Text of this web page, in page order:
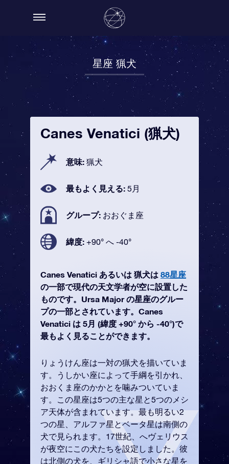
星座 猟犬
Canes Venatici (猟犬)
意味: 猟犬
最もよく見える: 5月
グループ: おおぐま座
緯度: +90° へ -40°
Canes Venatici あるいは 猟犬は 88星座
の一部で現代の天文学者が空に設置した
ものです。Ursa Major の星座のグルー
プの一部とされています。Canes
Venatici は 5月 (緯度 +90° から -40°)で
最もよく見ることができます。
りょうけん座は一対の猟犬を描いていま
す。うしかい座によって手綱を引かれ、
おおくま座のかかとを噛みついていま
す。この星座は5つの主な星と5つのメシ
ア天体が含まれています。最も明るい2
つの星、アルファ星とベータ星は南側の
犬で見られます。17世紀、へヴェリウス
が夜空にこの犬たちを設定しました。彼
は北側の犬を、ギリシャ語で小さな星を